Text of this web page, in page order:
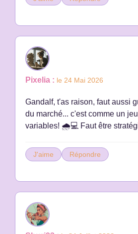
Pixelia : le 24 Mai 2026
Gandalf, t'as raison, faut aussi
du marché... c'est comme un
variables! 🌧️💻 Faut être
J'aime Répondre